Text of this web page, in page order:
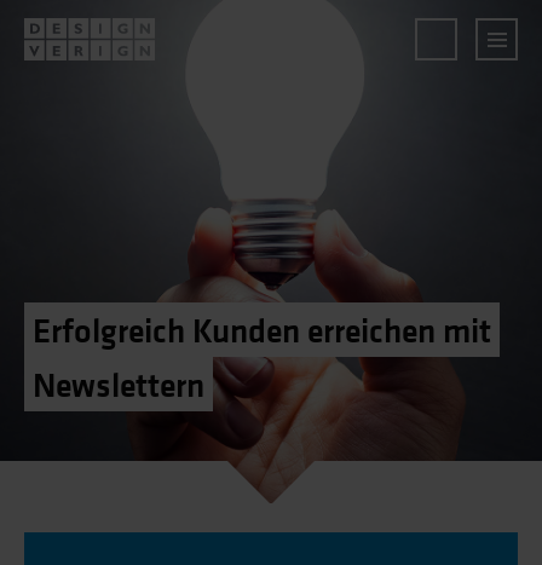
Erfolgreich Kunden erreichen mit
Newslettern